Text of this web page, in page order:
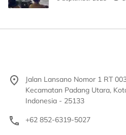
Jalan Lansano Nomor 1 RT
Kecamatan Padang Utara,
Indonesia - 25133
+62 852-6319-5027